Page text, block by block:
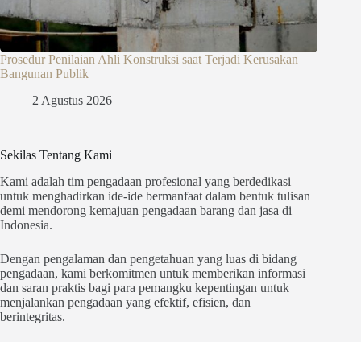
Prosedur Penilaian Ahli Konstruksi saat Terjadi Kerusakan
Bangunan Publik
2 Agustus 2026
Sekilas Tentang Kami
Kami adalah tim pengadaan profesional yang berdedikasi
untuk menghadirkan ide-ide bermanfaat dalam bentuk tulisan
demi mendorong kemajuan pengadaan barang dan jasa di
Indonesia.
Dengan pengalaman dan pengetahuan yang luas di bidang
pengadaan, kami berkomitmen untuk memberikan informasi
dan saran praktis bagi para pemangku kepentingan untuk
menjalankan pengadaan yang efektif, efisien, dan
berintegritas.